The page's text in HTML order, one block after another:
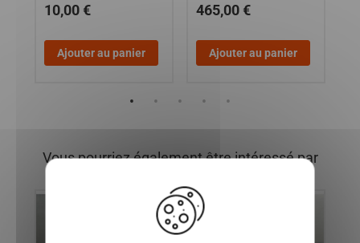
10,00 €
Ajouter au panier
465,00 €
Ajouter au panier
Vous pourriez également être intéressé par